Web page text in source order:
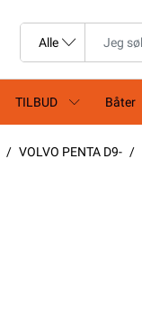
TILBUD Båter
VOLVO PENTA D9-